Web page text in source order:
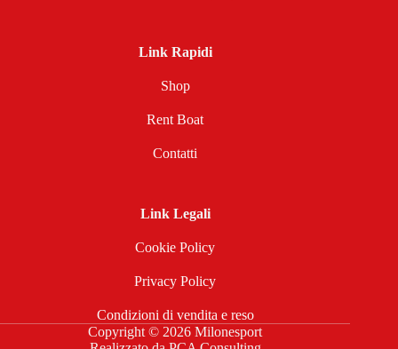
Link Rapidi
Shop
Rent Boat
Contatti
Link Legali
Cookie Policy
Privacy Policy
Condizioni di vendita e reso
Copyright © 2026 Milonesport